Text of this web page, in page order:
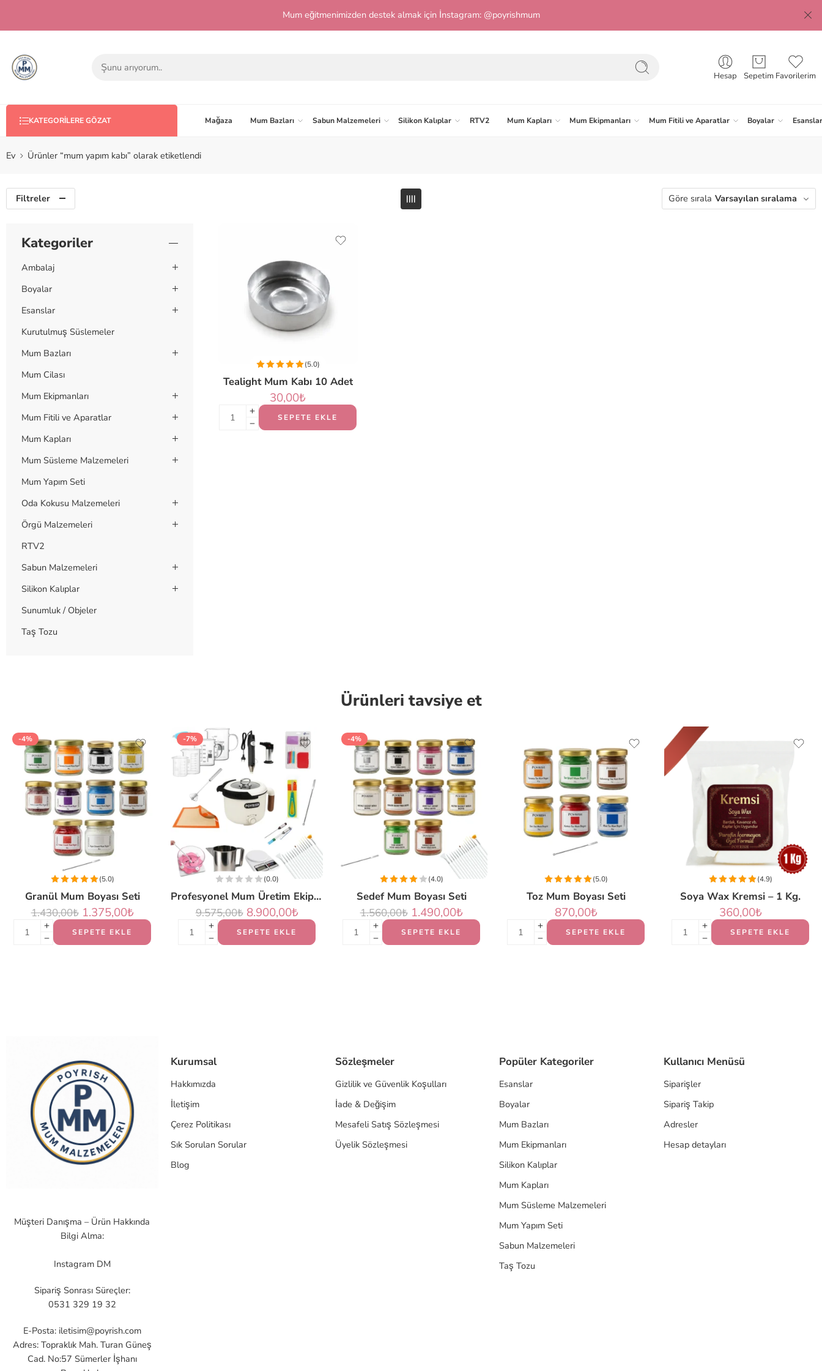
Mum eğitmenimizden destek almak için İnstagram: @poyrishmum
Hesap Sepetim Favorilerim
KATEGORILERE GÖZAT Mağaza Mum Bazları Sabun Malzemeleri Silikon Kalıplar RTV2 Mum Kapları Mum Ekipmanları Mum Fitili ve Aparatlar Boyalar Esanslar
Ev Ürünler “mum yapım kabı” olarak etiketlendi
Filtreler Göre sırala Varsayılan sıralama
Tealight Mum Kabı 10 Adet
(5.0)
30,00₺
SEPETE EKLE
Kategoriler
Ambalaj
Boyalar
Esanslar
Kurutulmuş Süslemeler
Mum Bazları
Mum Cilası
Mum Ekipmanları
Mum Fitili ve Aparatlar
Mum Kapları
Mum Süsleme Malzemeleri
Mum Yapım Seti
Oda Kokusu Malzemeleri
Örgü Malzemeleri
RTV2
Sabun Malzemeleri
Silikon Kalıplar
Sunumluk / Objeler
Taş Tozu
Ürünleri tavsiye et
-4%
Granül Mum Boyası Seti
(5.0)
1.430,00₺ 1.375,00₺
SEPETE EKLE
-7%
Profesyonel Mum Üretim Ekipmanları Seti (PLUS)
(0.0)
9.575,00₺ 8.900,00₺
SEPETE EKLE
-4%
Sedef Mum Boyası Seti
(4.0)
1.560,00₺ 1.490,00₺
SEPETE EKLE
Toz Mum Boyası Seti
(5.0)
870,00₺
SEPETE EKLE
Soya Wax Kremsi – 1 Kg.
(4.9)
360,00₺
SEPETE EKLE
Müşteri Danışma – Ürün Hakkında
Bilgi Alma:
Instagram DM
Sipariş Sonrası Süreçler:
0531 329 19 32
E-Posta: iletisim@poyrish.com
Adres: Topraklık Mah. Turan Güneş
Cad. No:57 Sümerler İşhanı
Kurumsal
Hakkımızda
İletişim
Çerez Politikası
Sık Sorulan Sorular
Blog
Sözleşmeler
Gizlilik ve Güvenlik Koşulları
İade & Değişim
Mesafeli Satış Sözleşmesi
Üyelik Sözleşmesi
Popüler Kategoriler
Esanslar
Boyalar
Mum Bazları
Mum Ekipmanları
Silikon Kalıplar
Mum Kapları
Mum Süsleme Malzemeleri
Mum Yapım Seti
Sabun Malzemeleri
Taş Tozu
Kullanıcı Menüsü
Siparişler
Sipariş Takip
Adresler
Hesap detayları